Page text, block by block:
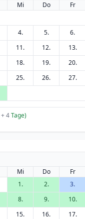
Mi Do Fr
4. 5. 6.
11. 12. 13.
18. 19. 20.
25. 26. 27.
+ 4Tage)
Mi Do Fr
1.
2. 3.
8. 9. 10.
15. 16. 17.